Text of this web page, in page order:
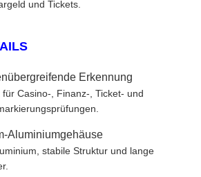
und Tickets.
Erkennung
Casino-, Finanz-, Ticket- und
Aluminiumgehäuse
stabile Struktur und lange